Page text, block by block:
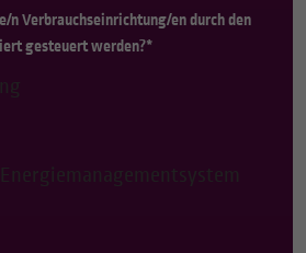
n Verbrauchseinrichtung/en durch den
gesteuert werden?*